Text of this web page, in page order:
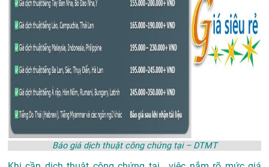
Báo giá dịch thuật công chứng tại – DTMT